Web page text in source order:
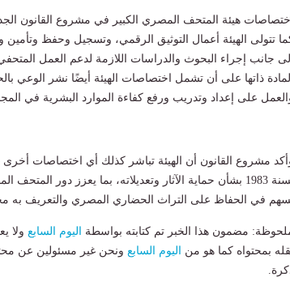
اختصاصات هيئة المتحف المصري الكبير في مشروع القانون
تتولى الهيئة أعمال التوثيق الرقمي، وتسجيل وحفظ وتأمين
إلى جانب إجراء البحوث والدراسات اللازمة لدعم العمل
المادة ذاتها على أن تشمل اختصاصات الهيئة أيضًا نشر الوعي
على إعداد وتدريب ورفع كفاءة الموارد البشرية في
لسنة 1983 بشأن حماية الآثار وتعديلاته، بما يعزز دور
في الحفاظ على التراث الحضاري المصري والتعريف به
مضمون هذا الخبر تم كتابته بواسطة اليوم السابع ولا
بمحتواه كما هو من
اليوم السابع ونحن غير مسئولين عن